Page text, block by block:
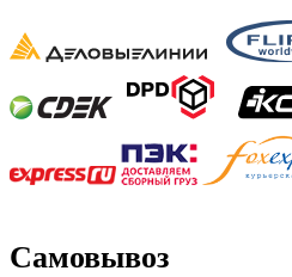
Самовывоз